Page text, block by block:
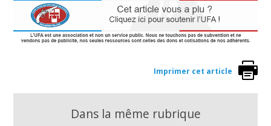
Imprimer cet article
Dans la même rubrique